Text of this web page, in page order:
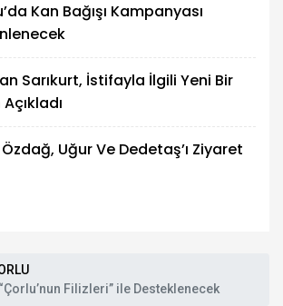
Kan Bağışı Kampanyası
Sarıkurt, İstifayla İlgili Yeni Bir
Uğur Ve Dedetaş’ı Ziyaret
Filizleri” ile Desteklenecek